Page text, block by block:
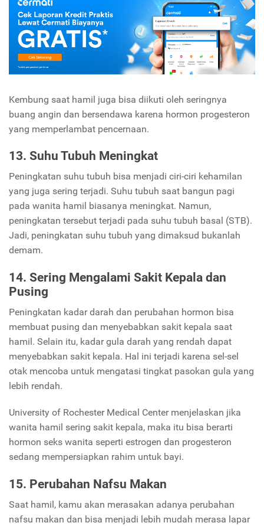
Kembung saat hamil juga bisa diikuti oleh seringnya
buang angin dan bersendawa karena hormon progesteron
yang memperlambat pencernaan.
13. Suhu Tubuh Meningkat
Peningkatan suhu tubuh bisa menjadi ciri-ciri kehamilan
yang juga sering terjadi. Suhu tubuh saat bangun pagi
pada wanita hamil biasanya meningkat. Namun,
peningkatan tersebut terjadi pada suhu tubuh basal (STB).
Jadi, peningkatan suhu tubuh yang dimaksud bukanlah
demam.
14. Sering Mengalami Sakit Kepala dan
Pusing
Peningkatan kadar darah dan perubahan hormon bisa
membuat pusing dan menyebabkan sakit kepala saat
hamil. Selain itu, kadar gula darah yang rendah dapat
menyebabkan sakit kepala. Hal ini terjadi karena sel-sel
otak mencoba untuk mengatasi tingkat pasokan gula yang
lebih rendah.
University of Rochester Medical Center menjelaskan jika
wanita hamil sering sakit kepala, maka itu bisa berarti
hormon seks wanita seperti estrogen dan progesteron
sedang mempersiapkan rahim untuk bayi.
15. Perubahan Nafsu Makan
Saat hamil, kamu akan merasakan adanya perubahan
nafsu makan dan bisa menjadi lebih mudah merasa lapar